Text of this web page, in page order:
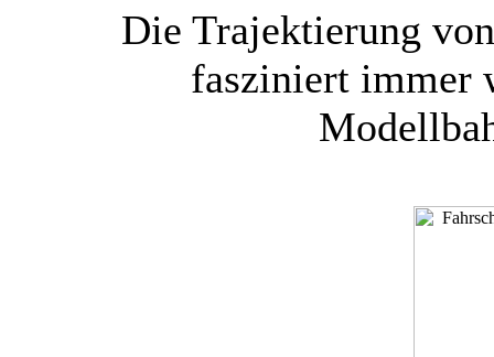
Die Trajektierung
fasziniert immer